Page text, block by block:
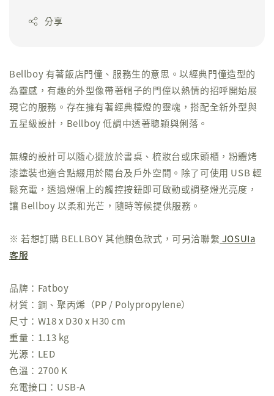
分享
Bellboy 有著飯店門僮、服務生的意思。以經典門僮造型的
為靈感，有趣的外型像帶著帽子的門僮以熱情的招呼開始展
現它的服務。存在擁有著經典檯燈的靈魂，搭配全新外型與
五星級設計，Bellboy 低調中透著聰穎與俐落。
無線的設計可以隨心擺放於書桌、梳妝台或床頭櫃，粉體烤
漆塗裝也適合點綴用於陽台及戶外空間。除了可使用 USB 輕
鬆充電，透過燈帽上的觸控按鈕即可啟動或調整燈光亮度，
讓 Bellboy 以柔和光芒，隨時等候提供服務。
※ 若想訂購 BELLBOY 其他顏色款式，可另洽聯繫 JOSUIa
客服
品牌：Fatboy
材質：鋼、聚丙烯（PP / Polypropylene）
尺寸：W18 x D30 x H30 cm
重量：1.13 kg
光源：LED
色溫：2700 K
充電接口：USB-A